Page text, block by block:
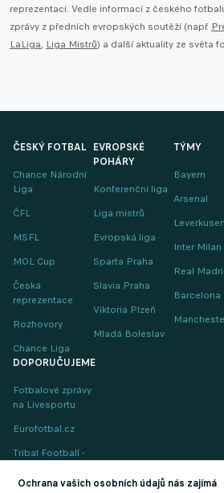
reprezentaci. Vedle informací z českého
zprávy z předních evropských soutěží (např.
LaLiga, Liga Mistrů) a další aktuality ze světa
ČESKÝ FOTBAL
Chance Národní
Liga
ČFL
MSFL
MOL Cup
Česká
reprezentace
Rozhovory
Chance Liga
EVROPSKÉ
POHÁRY
Konferenční liga
Liga mistrů
Evropská liga
Sparta Praha
Slavia Praha
Viktoria Plzeň
Mladá Boleslav
TÝMY
Bayern
Arsenal
Leverkusen
Inter Milan
Real
Barcelona
DOPORUČUJEME
Fotbalové zprávy
na Livesportu
Eurofotbal.cz
Tribal Football -
(EN)
Ochrana vašich osobních údajů nás zajímá